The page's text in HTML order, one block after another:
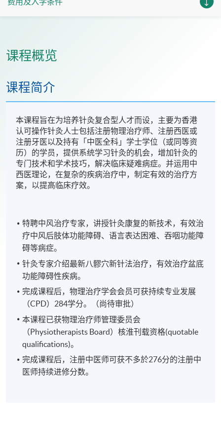
课程概览
课程简介
本课程旨在为培养针灸复合型人才而设，主要为香港
认可操作针灸人士包括注册物理治疗师、注册西医或
注册牙医以及持有「中医全科」学士学位（或同等资
历）的学员，提供系统学习针灸的机会，增加针灸的
专门技术和学术技巧，解决临床疑难病症。并运用中
西医理论，在复杂的疾病治疗中，制定有效的治疗方
案，以提高临床疗效。
特聘中风治疗专家，讲授针灸康复的新技术，有效治
疗中风后肢体功能障碍、语言表达困难、吞咽功能障
碍等病症。
针灸专家介绍最新八髎穴新针法治疗，有效治疗盆底
功能障碍性疾病。
完成课程后，物理治疗学会会员可获持续专业发展
（CPD）284学分。（尚待审批）
本课程已获物理治疗师管理委员会
（Physiotherapists Board）核淮刊载资格(quotable
qualifications)。
完成课程后，注册中医师可获不多於276分的注册中
医师持续进修分数。